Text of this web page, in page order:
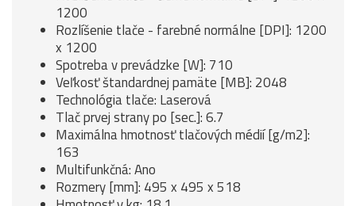
1200
Rozlíšenie tlače - farebné normálne [DPI]: 1200
x 1200
Spotreba v prevádzke [W]: 710
Veľkosť štandardnej pamäte [MB]: 2048
Technológia tlače: Laserová
Tlač prvej strany po [sec.]: 6.7
Maximálna hmotnosť tlačových médií [g/m2]:
163
Multifunkčná: Ano
Rozmery [mm]: 495 x 495 x 518